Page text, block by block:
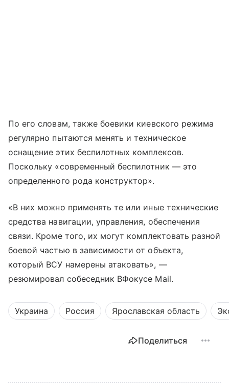
По его словам, также боевики киевского режима
регулярно пытаются менять и техническое
оснащение этих беспилотных комплексов.
Поскольку «современный беспилотник — это
определенного рода конструктор».
«В них можно применять те или иные технические
средства навигации, управления, обеспечения
связи. Кроме того, их могут комплектовать разной
боевой частью в зависимости от объекта,
который ВСУ намерены атаковать», —
резюмировал собеседник ВФокусе Mail.
Украина Россия Ярославская область
Поделиться